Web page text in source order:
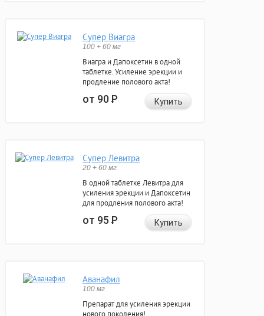
Супер Виагра
100 + 60 мг
Виагра и Дапоксетин в одной
таблетке. Усиление эрекции и
продление полового акта!
от 90Р Купить
Супер Левитра
20 + 60 мг
В одной таблетке Левитра для
усиления эрекции и Дапоксетин
для продления полового акта!
от 95Р Купить
Аванафил
100 мг
Препарат для усиления эрекции